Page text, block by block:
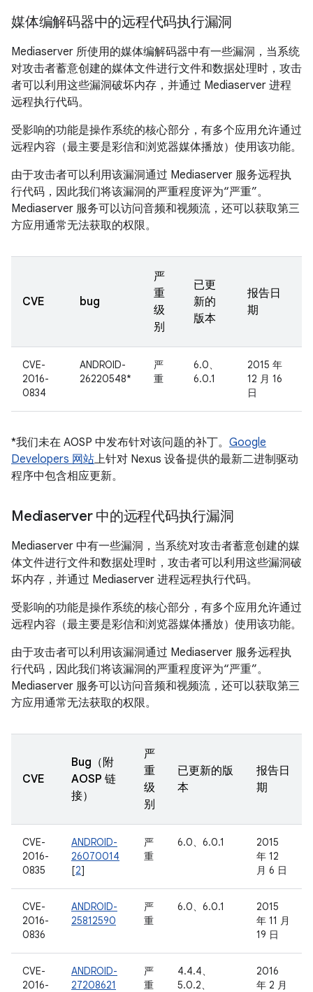
媒体编解码器中的远程代码执行漏洞
Mediaserver 所使用的媒体编解码器中有一些漏洞，当系统
对攻击者蓄意创建的媒体文件进行文件和数据处理时，攻击
者可以利用这些漏洞破坏内存，并通过 Mediaserver 进程
远程执行代码。
受影响的功能是操作系统的核心部分，有多个应用允许通过
远程内容（最主要是彩信和浏览器媒体播放）使用该功能。
由于攻击者可以利用该漏洞通过 Mediaserver 服务远程执
行代码，因此我们将该漏洞的严重程度评为“严重”。
Mediaserver 服务可以访问音频和视频流，还可以获取第三
方应用通常无法获取的权限。
CVE bug
严
重
级
别
已更
新的
版本
报告日
期
CVE-
2016-
0834
ANDROID-
26220548*
严
重
6.0、
6.0.1
2015 年
12 月 16
日
*我们未在 AOSP 中发布针对该问题的补丁。 Google
Developers 网站上针对 Nexus 设备提供的最新二进制驱动
程序中包含相应更新。
Mediaserver 中的远程代码执行漏洞
Mediaserver 中有一些漏洞，当系统对攻击者蓄意创建的媒
体文件进行文件和数据处理时，攻击者可以利用这些漏洞破
坏内存，并通过 Mediaserver 进程远程执行代码。
受影响的功能是操作系统的核心部分，有多个应用允许通过
远程内容（最主要是彩信和浏览器媒体播放）使用该功能。
由于攻击者可以利用该漏洞通过 Mediaserver 服务远程执
行代码，因此我们将该漏洞的严重程度评为“严重”。
Mediaserver 服务可以访问音频和视频流，还可以获取第三
方应用通常无法获取的权限。
CVE
Bug（附
AOSP 链
接）
严
重
级
别
已更新的版
本
报告日
期
CVE-
2016-
0835
ANDROID-
26070014
[2]
严
重
6.0、6.0.1
2015
年 12
月 6 日
CVE-
2016-
0836
ANDROID-
25812590
严
重
6.0、6.0.1
2015
年 11 月
19 日
CVE-
2016-
ANDROID-
27208621
严
重
4.4.4、
5.0.2、
2016
年 2 月